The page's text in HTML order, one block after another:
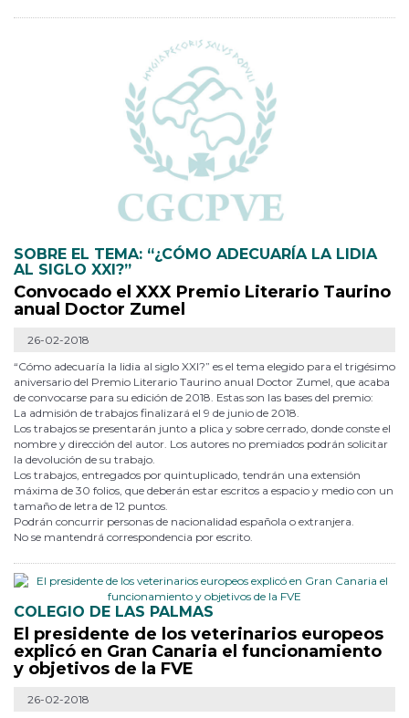
SOBRE EL TEMA: “¿CÓMO ADECUARÍA LA LIDIA
AL SIGLO XXI?”
Convocado el XXX Premio Literario Taurino
anual Doctor Zumel
26-02-2018
“Cómo adecuaría la lidia al siglo XXI?” es el tema elegido para el trigésimo
aniversario del Premio Literario Taurino anual Doctor Zumel, que acaba
de convocarse para su edición de 2018. Estas son las bases del premio:
La admisión de trabajos finalizará el 9 de junio de 2018.
Los trabajos se presentarán junto a plica y sobre cerrado, donde conste el
nombre y dirección del autor. Los autores no premiados podrán solicitar
la devolución de su trabajo.
Los trabajos, entregados por quintuplicado, tendrán una extensión
máxima de 30 folios, que deberán estar escritos a espacio y medio con un
tamaño de letra de 12 puntos.
Podrán concurrir personas de nacionalidad española o extranjera.
No se mantendrá correspondencia por escrito.
COLEGIO DE LAS PALMAS
El presidente de los veterinarios europeos
explicó en Gran Canaria el funcionamiento
y objetivos de la FVE
26-02-2018